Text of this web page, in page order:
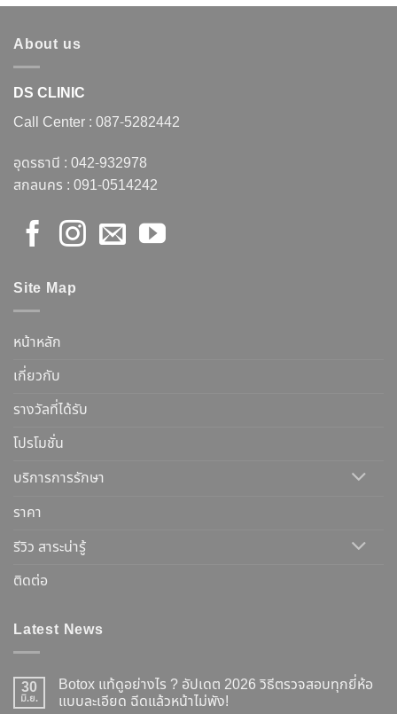
About us
DS CLINIC
Call Center : 087-5282442
อุดรธานี : 042-932978
สกลนคร : 091-0514242
Site Map
หน้าหลัก
เกี่ยวกับ
รางวัลที่ได้รับ
โปรโมชั่น
บริการการรักษา
ราคา
รีวิว สาระน่ารู้
ติดต่อ
Latest News
30
มิ.ย.
Botox แท้ดูอย่างไร ? อัปเดต 2026 วิธีตรวจสอบทุกยี่ห้อ
แบบละเอียด ฉีดแล้วหน้าไม่พัง!